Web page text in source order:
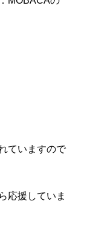
ていますので
応援していま